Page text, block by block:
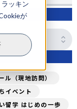
ッキン
が
ル（現地訪問）
イベント
留学 はじめの一歩